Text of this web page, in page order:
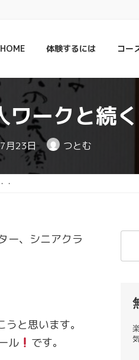
HOME 体験するには コー
ークと続
月23日 つとむ
・
ー、シニアクラ
と思います。
ル
です。